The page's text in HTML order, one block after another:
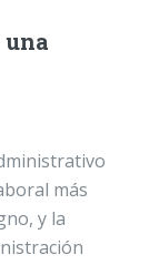
una
más
y la